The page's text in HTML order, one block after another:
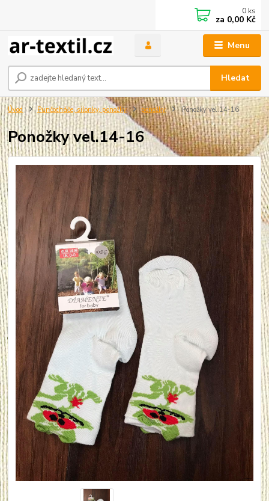
Menu
Hledat
0 ks
za 0,00 Kč
Úvod Punčocháče, silonky, ponožky ponožky Ponožky vel.14-16
Ponožky vel.14-16